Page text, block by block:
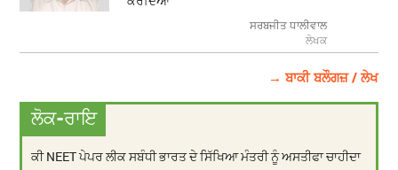
ਸਰਬਜੀਤ ਧਾਲੀਵਾਲ
ਲੇਖਕ
→ ਬਾਕੀ ਬਲੌਗਜ਼ / ਲੇਖ
ਲੋਕ-ਰਾਇ
ਕੀ NEET ਪੇਪਰ ਲੀਕ ਸਬੰਧੀ ਭਾਰਤ ਦੇ ਸਿੱਖਿਆ ਮੰਤਰੀ ਨੂੰ ਅਸਤੀਫਾ ਚਾਹੀਦਾ